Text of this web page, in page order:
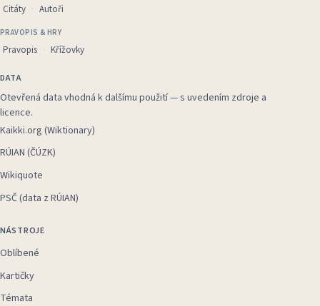
Citáty Autoři
PRAVOPIS & HRY
Pravopis Křížovky
DATA
Otevřená data vhodná k dalšímu použití — s uvedením zdroje a
licence.
Kaikki.org (Wiktionary)
RÚIAN (ČÚZK)
Wikiquote
PSČ (data z RÚIAN)
NÁSTROJE
Oblíbené
Kartičky
Témata